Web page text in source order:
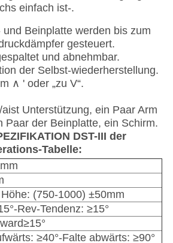
einfach ist-.
Beinplatte werden bis zum
gesteuert.
und abnehmbar.
der Selbst-wiederherstellung.
∧ ' oder „zu V“.
Unterstützung, ein Paar Arm
Paar der Beinplatte, ein Schirm.
DST-III der
Tabelle:
(750-1000) ±50mm
Rev-Tendenz: ≥15°
≥40°-Falte abwärts: ≥90°